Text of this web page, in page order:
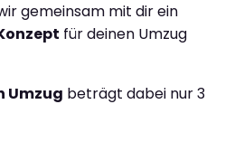
gemeinsam mit dir ein
für deinen Umzug
Umzug beträgt dabei nur 3